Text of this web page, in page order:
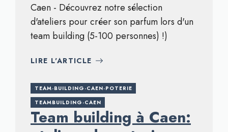
Caen - Découvrez notre sélection
d'ateliers pour créer son parfum lors d'un
team building (5-100 personnes) !)
LIRE L'ARTICLE
TEAM-BUILDING-CAEN-POTERIE
TEAMBUILDING-CAEN
Team building à Caen: